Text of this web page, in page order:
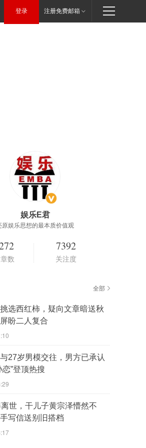
登录 注册免费邮箱
娱乐E君
原娱乐思想的最本质价值观
数
7392
关注度
全部
选西红柿，疑向文章暗送秋
盼二人复合
27岁男模交往，男方已承认
”登顶热搜
世，干儿子黄宗泽懵然不
写信送别旧搭档